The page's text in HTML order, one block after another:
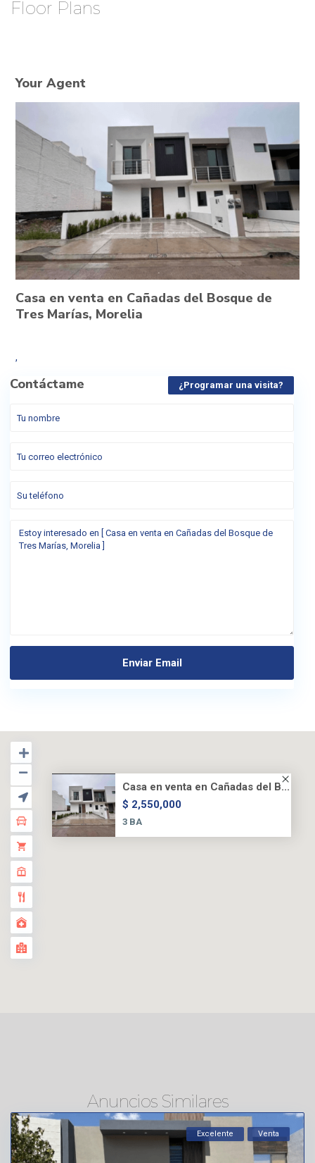
Floor Plans
Your Agent
Casa en venta en Cañadas del Bosque de
Tres Marías, Morelia
,
Contáctame ¿Programar una visita?
Casa en venta en Cañadas del B...
$ 2,550,000
3 BA
Anuncios Similares
Excelente Venta